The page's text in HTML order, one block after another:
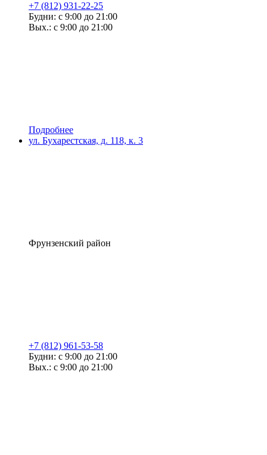
+7 (812) 931-22-25
Будни: с 9:00 до 21:00
Вых.: с 9:00 до 21:00
Подробнее
ул. Бухарестская, д. 118, к. 3
Фрунзенский район
+7 (812) 961-53-58
Будни: с 9:00 до 21:00
Вых.: с 9:00 до 21:00